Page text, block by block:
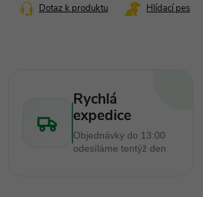
Dotaz k produktu Hlídací pes
Rychlá
expedice
Objednávky do 13:00
odesíláme tentýž den